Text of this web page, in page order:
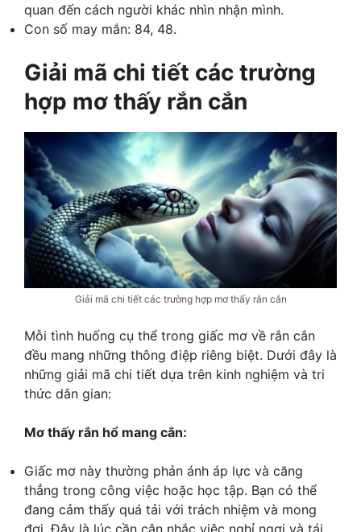
quan đến cách người khác nhìn nhận mình.
Con số may mắn: 84, 48.
Giải mã chi tiết các trường
hợp mơ thấy rắn cắn
Giải mã chi tiết các trường hợp mơ thấy rắn cắn
Mỗi tình huống cụ thể trong giấc mơ về rắn cắn
đều mang những thông điệp riêng biệt. Dưới đây là
những giải mã chi tiết dựa trên kinh nghiệm và tri
thức dân gian:
Mơ thấy rắn hổ mang cắn:
Giấc mơ này thường phản ánh áp lực và căng
thẳng trong công việc hoặc học tập. Bạn có thể
đang cảm thấy quá tải với trách nhiệm và mong
đợi. Đây là lúc cần cân nhắc việc nghỉ ngơi và tái